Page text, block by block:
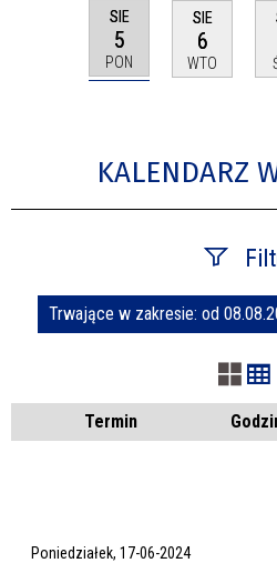
SIE
5
PON
SIE
6
WTO
KALENDARZ
Szukana fraza
Kategoria
Trwające w zakresie: od
Termin
Poniedziałek, 17-06-2024